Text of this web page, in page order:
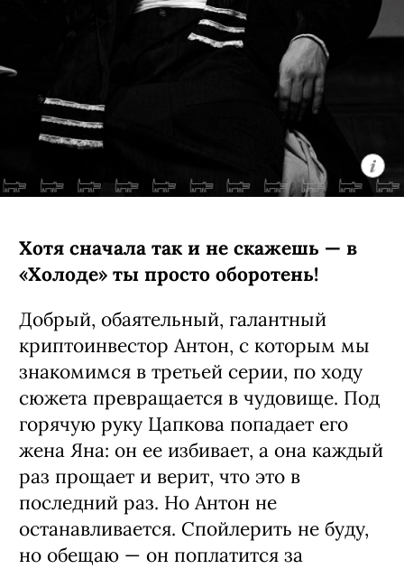
Хотя сначала так и не скажешь — в
«Холоде» ты просто оборотень!
Добрый, обаятельный, галантный
криптоинвестор Антон, с которым мы
знакомимся в третьей серии, по ходу
сюжета превращается в чудовище. Под
горячую руку Цапкова попадает его
жена Яна: он ее избивает, а она каждый
раз прощает и верит, что это в
последний раз. Но Антон не
останавливается. Спойлерить не буду,
но обещаю — он поплатится за